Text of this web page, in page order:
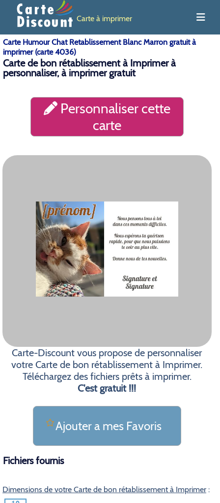
Carte à imprimer
Carte Humour Chat Retablissement Blanc Marron gratuit à
imprimer (carte 4036)
Carte de bon rétablissement à Imprimer à
personnaliser, à imprimer gratuit
Personnaliser cette
carte
Carte-Discount vous propose de personnaliser
votre Carte de bon rétablissement à Imprimer.
Téléchargez des fichiers prêts à imprimer.
C'est gratuit !!!
Ajouter a mes Favoris
Fichiers fournis
Dimensions de votre Carte de bon rétablissement à Imprimer :